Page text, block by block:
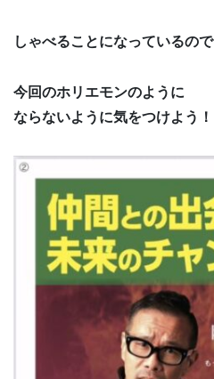
しゃべることになっているので
今回のホリエモンのように
ならないように気をつけよう！